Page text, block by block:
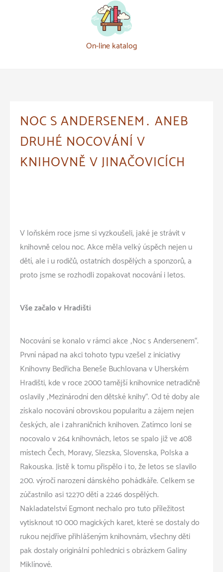
On-line katalog
NOC S ANDERSENEM… ANEB
DRUHÉ NOCOVÁNÍ V
KNIHOVNĚ V JINAČOVICÍCH
V loňském roce jsme si vyzkoušeli, jaké je strávit v
knihovně celou noc. Akce měla velký úspěch nejen u
dětí, ale i u rodičů, ostatních dospělých a sponzorů, a
proto jsme se rozhodli zopakovat nocování i letos.
Vše začalo v Hradišti
Nocování se konalo v rámci akce „Noc s Andersenem“.
První nápad na akci tohoto typu vzešel z iniciativy
Knihovny Bedřicha Beneše Buchlovana v Uherském
Hradišti, kde v roce 2000 tamější knihovnice netradičně
oslavily „Mezinárodní den dětské knihy“. Od té doby ale
získalo nocování obrovskou popularitu a zájem nejen
českých, ale i zahraničních knihoven. Zatímco loni se
nocovalo v 264 knihovnách, letos se spalo již ve 408
místech Čech, Moravy, Slezska, Slovenska, Polska a
Rakouska. Jistě k tomu přispělo i to, že letos se slavilo
200. výročí narození dánského pohádkáře. Celkem se
zúčastnilo asi 12270 dětí a 2246 dospělých.
Nakladatelství Egmont nechalo pro tuto příležitost
vytisknout 10 000 magických karet, které se dostaly do
rukou nejdříve přihlášeným knihovnám, všechny děti
pak dostaly originální pohlednici s obrázkem Galiny
Miklínové.